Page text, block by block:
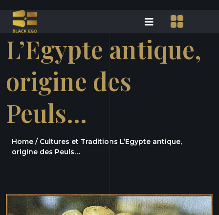
L’Egypte antique,
origine des
Peuls…
Home / Cultures et Traditions L’Egypte antique,
origine des Peuls…